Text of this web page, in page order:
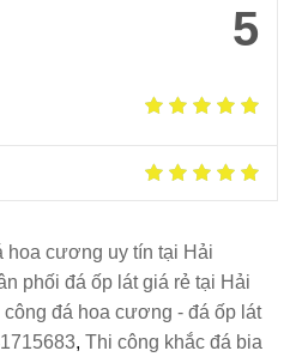
5
hoa cương uy tín tại Hải
phối đá ốp lát giá rẻ tại Hải
công đá hoa cương - đá ốp lát
, Thi công khắc đá bia